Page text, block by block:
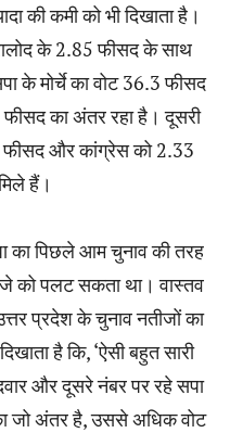
की कमी को भी दिखाता है।
के 2.85 फीसद के साथ
के मोर्चे का वोट 36.3 फीसद
फीसद का अंतर रहा है। दूसरी
फीसद और कांग्रेस को 2.33
हैं।
का पिछले आम चुनाव की तरह
को पलट सकता था। वास्तव
प्रदेश के चुनाव नतीजों का
है कि, ‘ऐसी बहुत सारी
और दूसरे नंबर पर रहे सपा
जो अंतर है, उससे अधिक वोट